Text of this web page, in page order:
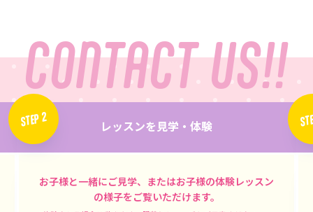
CONTACT US!!
STEP 2 レッスンを見学・体験
お子様と一緒にご見学、またはお子様の体験レッスン
の様子をご覧いただけます。